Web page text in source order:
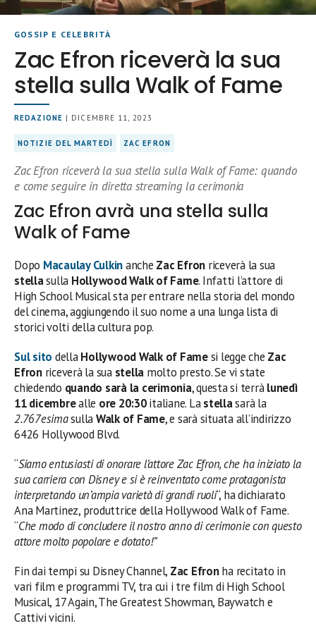
GOSSIP E CELEBRITÀ
Zac Efron riceverà la sua
stella sulla Walk of Fame
REDAZIONE | DICEMBRE 11, 2023
NOTIZIE DEL MARTEDÌ ZAC EFRON
Zac Efron riceverà la sua stella sulla Walk of Fame: quando
e come seguire in diretta streaming la cerimonia
Zac Efron avrà una stella sulla
Walk of Fame
Dopo Macaulay Culkinanche Zac Efron riceverà la sua
stellasulla Hollywood Walk of Fame. Infatti l’attore di
High School Musical sta per entrare nella storia del mondo
del cinema, aggiungendo il suo nome a una lunga lista di
storici volti della cultura pop.
Sul sito dellaHollywood Walk of Famesi legge che Zac
Efronriceverà la sua stella molto presto. Se vi state
chiedendo quando sarà la cerimonia, questa si terràlunedì
11 dicembrealle ore 20:30italiane. Lastellasarà la
2.767esimasullaWalk of Fame, e sarà situata all’indirizzo
6426 Hollywood Blvd.
“Siamo entusiasti di onorare l’attore Zac Efron, che ha iniziato la
sua carriera con Disney e si è reinventato come protagonista
interpretando un’ampia varietà di grandi ruoli“, ha dichiarato
Ana Martinez, produttrice della Hollywood Walk of Fame.
“Che modo di concludere il nostro anno di cerimonie con questo
attore molto popolare e dotato!”
Fin dai tempi su Disney Channel, Zac Efronha recitato in
vari film e programmi TV, tra cui i tre film di High School
Musical, 17 Again, The Greatest Showman, Baywatch e
Cattivi vicini.